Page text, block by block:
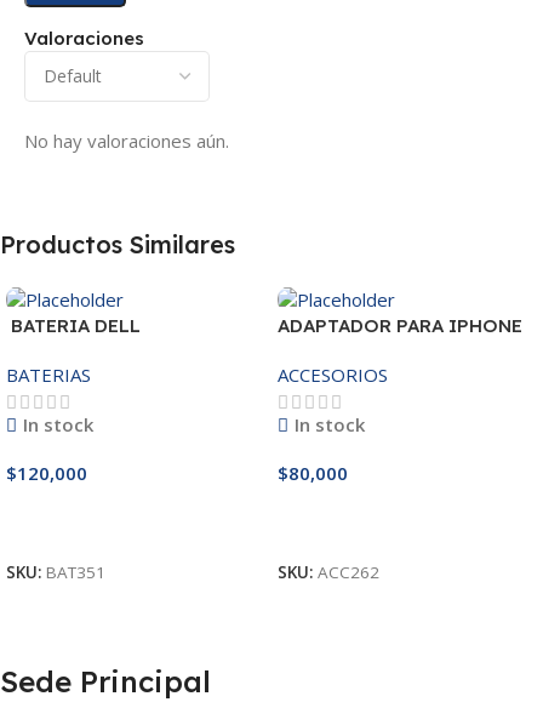
Valoraciones
No hay valoraciones aún.
Productos Similares
BATERIA DELL
3521/5421/3425 14.8V
BATERIAS
In stock
$120,000
SKU: BAT351
ADAPTADOR PARA IPHONE
ACCESORIOS
In stock
$80,000
SKU: ACC262
Sede Principal